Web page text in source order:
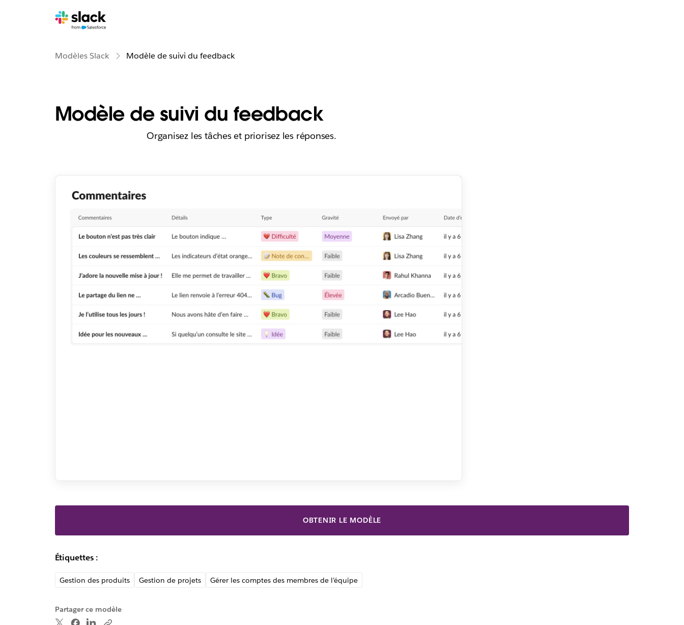
Modèles Slack Modèle de suivi du feedback
Modèle de suivi du feedback
Organisez les tâches et priorisez les réponses.
OBTENIR LE MODÈLE
Étiquettes :
Gestion des produits Gestion de projets Gérer les comptes des membres de l’équipe
Partager ce modèle